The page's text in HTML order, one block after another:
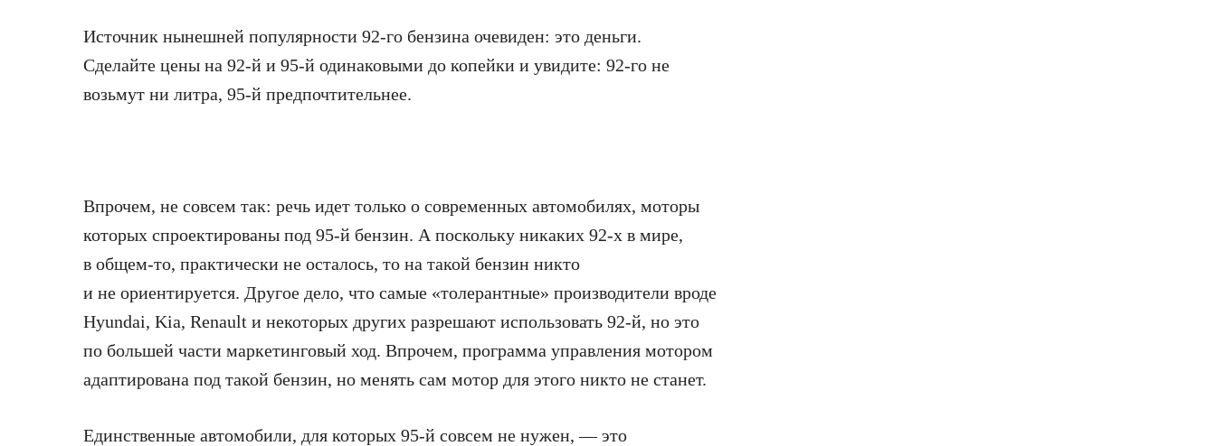
Источник нынешней популярности 92-го бензина очевиден: это деньги.
Сделайте цены на 92-й и 95-й одинаковыми до копейки и увидите: 92-го не
возьмут ни литра, 95-й предпочтительнее.
Впрочем, не совсем так: речь идет только о современных автомобилях, моторы
которых спроектированы под 95-й бензин. А поскольку никаких 92-х в мире,
в общем-то, практически не осталось, то на такой бензин никто
и не ориентируется. Другое дело, что самые «толерантные» производители вроде
Hyundai, Kia, Renault и некоторых других разрешают использовать 92-й, но это
по большей части маркетинговый ход. Впрочем, программа управления мотором
адаптирована под такой бензин, но менять сам мотор для этого никто не станет.
Единственные автомобили, для которых 95-й совсем не нужен, — это